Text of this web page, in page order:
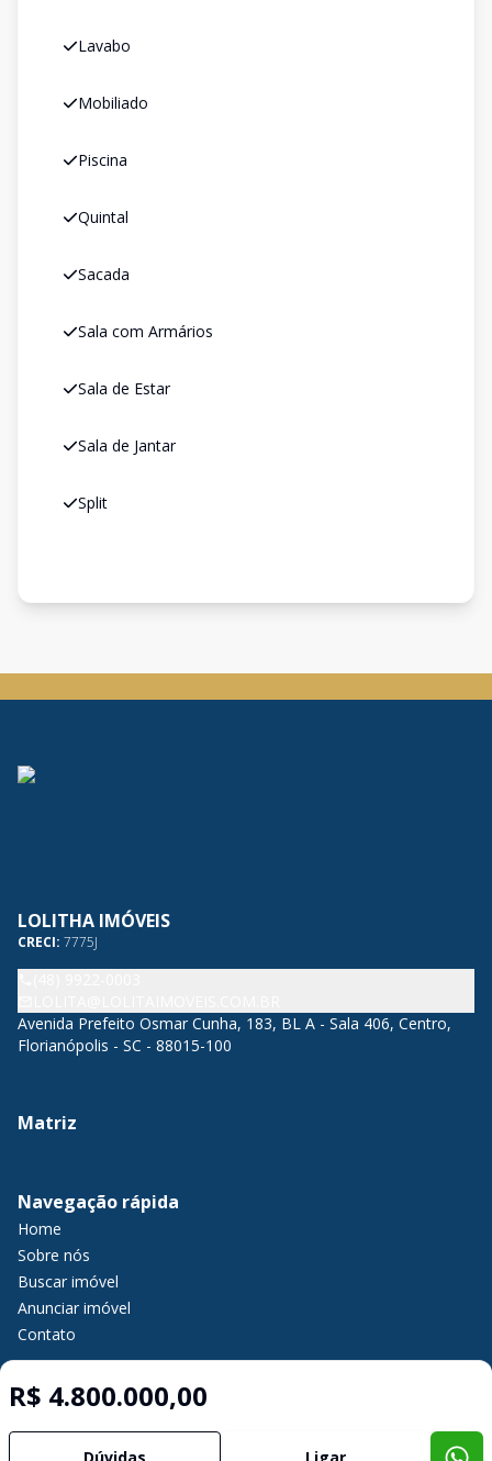
Lavabo
Mobiliado
Piscina
Quintal
Sacada
Sala com Armários
Sala de Estar
Sala de Jantar
Split
R$ 4.800.000,00
LOLITHA IMÓVEIS
CRECI: 7775J
Avenida Prefeito Osmar Cunha, 183, BL A - Sala 406, Centro,
Florianópolis - SC - 88015-100
Matriz
Navegação rápida
Home
Sobre nós
Buscar imóvel
Anunciar imóvel
Contato
Selo de Tecnologia Loft